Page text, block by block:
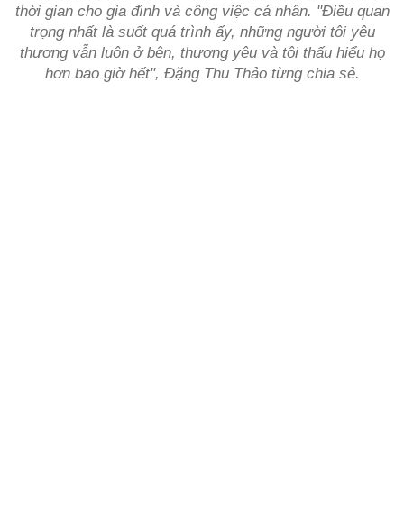
thời gian cho gia đình và công việc cá nhân. "Điều quan
trọng nhất là suốt quá trình ấy, những người tôi yêu
thương vẫn luôn ở bên, thương yêu và tôi thấu hiểu họ
hơn bao giờ hết", Đặng Thu Thảo từng chia sẻ.